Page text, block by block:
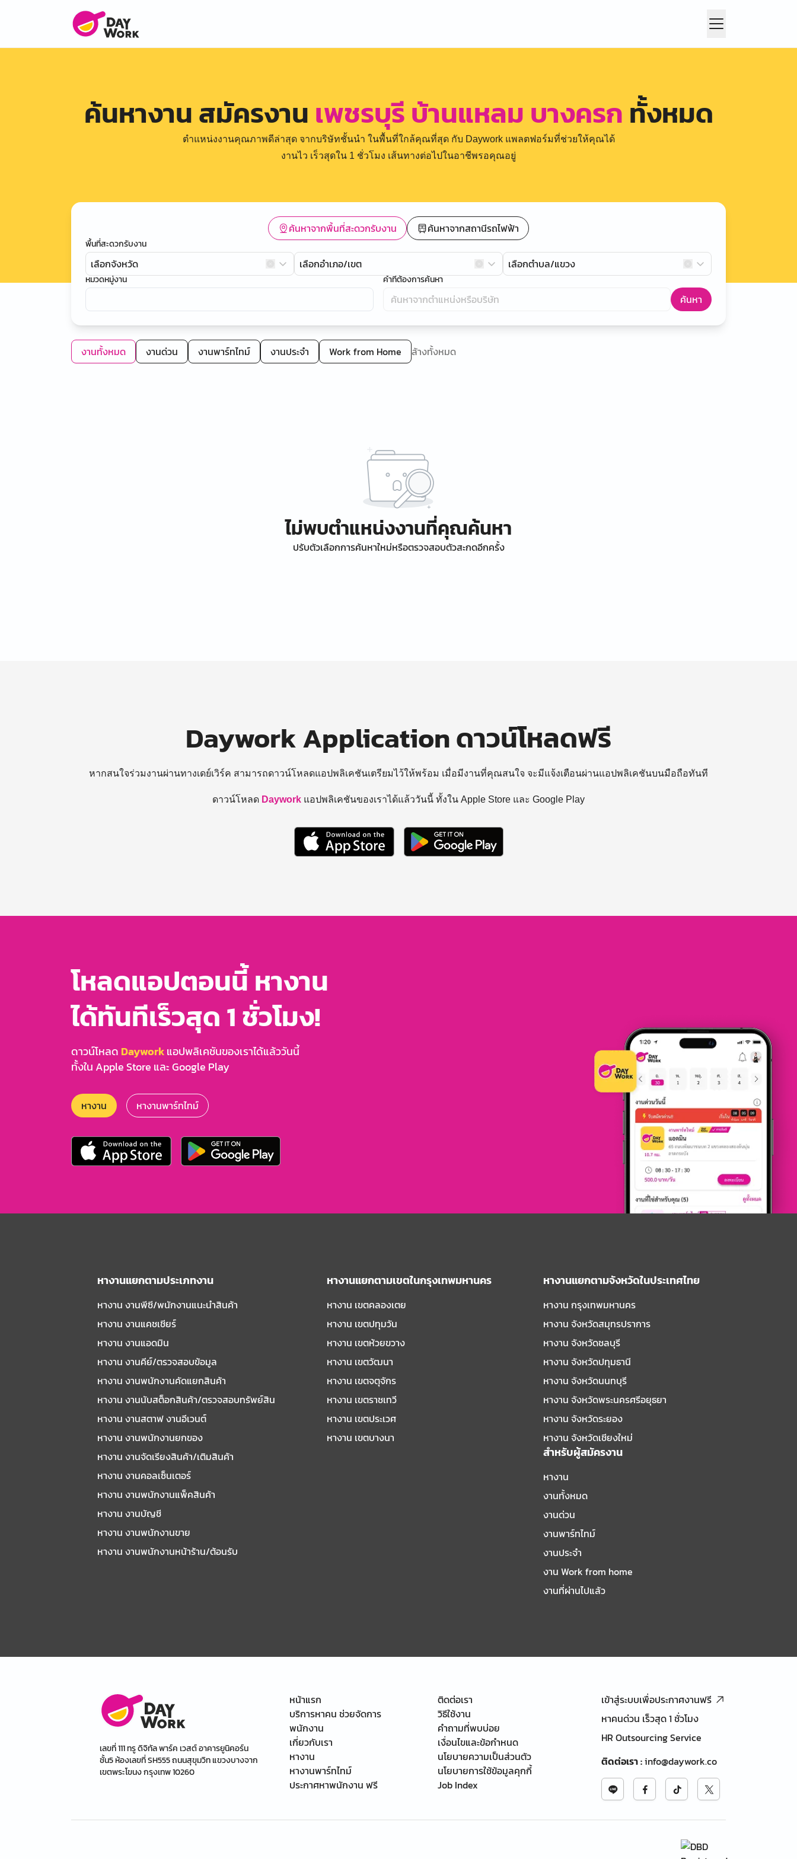
ค้นหางาน สมัครงาน เพชรบุรี บ้านแหลม บางครก ทั้งหมด
ตำแหน่งงานคุณภาพดีล่าสุด จากบริษัทชั้นนำ ในพื้นที่ใกล้คุณที่สุด กับ Daywork แพลตฟอร์มที่ช่วยให้คุณได้
งานไว เร็วสุดใน 1 ชั่วโมง เส้นทางต่อไปในอาชีพรอคุณอยู่
ค้นหาจากพื้นที่สะดวกรับงาน ค้นหาจากสถานีรถไฟฟ้า
พื้นที่สะดวกรับงาน
เลือกจังหวัด เลือกอำเภอ/เขต เลือกตำบล/แขวง
หมวดหมู่งาน คำที่ต้องการค้นหา
ค้นหา
งานทั้งหมด งานด่วน งานพาร์ทไทม์ งานประจำ Work from Home ล้างทั้งหมด
ไม่พบตำแหน่งงานที่คุณค้นหา
ปรับตัวเลือกการค้นหาใหม่หรือตรวจสอบตัวสะกดอีกครั้ง
Daywork Application ดาวน์โหลดฟรี
หากสนใจร่วมงานผ่านทางเดย์เวิร์ค สามารถดาวน์โหลดแอปพลิเคชันเตรียมไว้ให้พร้อม เมื่อมีงานที่คุณสนใจ จะมีแจ้งเตือนผ่านแอปพลิเคชันบนมือถือทันที
ดาวน์โหลด Daywork แอปพลิเคชันของเราได้แล้ววันนี้ ทั้งใน Apple Store และ Google Play
โหลดแอปตอนนี้ หางาน
ได้ทันทีเร็วสุด 1 ชั่วโมง!
ดาวน์โหลด Dayworkแอปพลิเคชันของเราได้แล้ววันนี้
ทั้งใน Apple Store และ Google Play
หางาน หางานพาร์ทไทม์
หางานแยกตามประเภทงาน
หางาน งานพีซี/พนักงานแนะนําสินค้า
หางาน งานแคชเชียร์
หางาน งานแอดมิน
หางาน งานคีย์/ตรวจสอบข้อมูล
หางาน งานพนักงานคัดแยกสินค้า
หางาน งานนับสต็อกสินค้า/ตรวจสอบทรัพย์สิน
หางาน งานสตาฟ งานอีเวนต์
หางาน งานพนักงานยกของ
หางาน งานจัดเรียงสินค้า/เติมสินค้า
หางาน งานคอลเซ็นเตอร์
หางาน งานพนักงานแพ็คสินค้า
หางาน งานบัญชี
หางาน งานพนักงานขาย
หางาน งานพนักงานหน้าร้าน/ต้อนรับ
หางานแยกตามเขตในกรุงเทพมหานคร
หางาน เขตคลองเตย
หางาน เขตปทุมวัน
หางาน เขตห้วยขวาง
หางาน เขตวัฒนา
หางาน เขตจตุจักร
หางาน เขตราชเทวี
หางาน เขตประเวศ
หางาน เขตบางนา
หางานแยกตามจังหวัดในประเทศไทย
หางาน กรุงเทพมหานคร
หางาน จังหวัดสมุทรปราการ
หางาน จังหวัดชลบุรี
หางาน จังหวัดปทุมธานี
หางาน จังหวัดนนทบุรี
หางาน จังหวัดพระนครศรีอยุธยา
หางาน จังหวัดระยอง
หางาน จังหวัดเชียงใหม่
สำหรับผู้สมัครงาน
หางาน
งานทั้งหมด
งานด่วน
งานพาร์ทไทม์
งานประจำ
งาน Work from home
งานที่ผ่านไปแล้ว
เลขที่ 111 ทรู ดิจิทัล พาร์ค เวสต์ อาคารยูนิคอร์น
ชั้น5 ห้องเลขที่ SH555 ถนนสุขุมวิท แขวงบางจาก
เขตพระโขนง กรุงเทพ 10260
หน้าแรก
บริการหาคน ช่วยจัดการ
พนักงาน
เกี่ยวกับเรา
หางาน
หางานพาร์ทไทม์
ประกาศหาพนักงาน ฟรี
ติดต่อเรา
วิธีใช้งาน
คำถามที่พบบ่อย
เงื่อนไขและข้อกำหนด
นโยบายความเป็นส่วนตัว
นโยบายการใช้ข้อมูลคุกกี้
Job Index
เข้าสู่ระบบเพื่อประกาศงานฟรี
หาคนด่วน เร็วสุด 1 ชั่วโมง
HR Outsourcing Service
ติดต่อเรา:info@daywork.co